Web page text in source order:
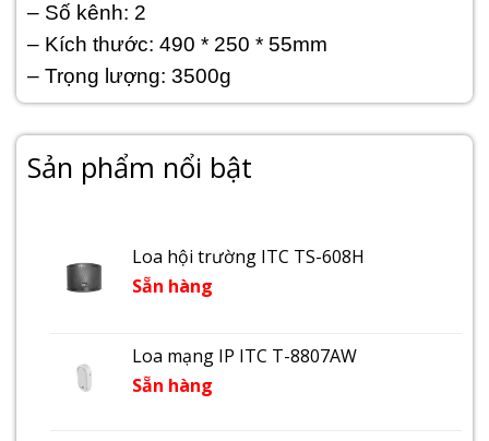
– Số kênh: 2
– Kích thước: 490 * 250 * 55mm
– Trọng lượng: 3500g
Sản phẩm nổi bật
Loa hội trường ITC TS-608H
Sẵn hàng
Loa mạng IP ITC T-8807AW
Sẵn hàng